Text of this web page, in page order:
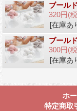
ブール
320円(
[在庫あ
ブール
300円(
[在庫あ
ホ
特定商取